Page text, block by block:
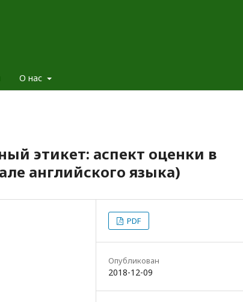
О нас
этикет: аспект оценки в
английского языка)
PDF
Опубликован
2018-12-09